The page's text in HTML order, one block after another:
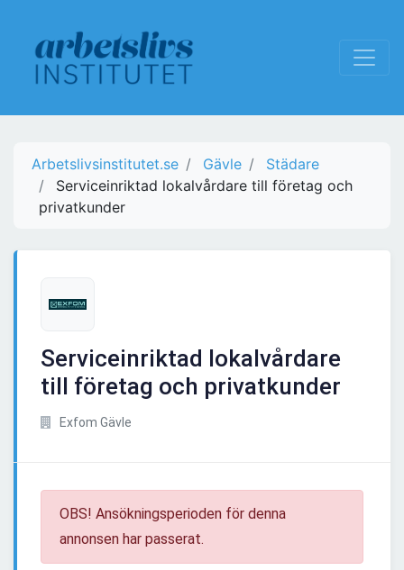
Arbetslivsinstitutet.se Gävle
Städare
Serviceinriktad lokalvårdare till företag och
privatkunder
Serviceinriktad lokalvårdare
till företag och privatkunder
Exfom Gävle
OBS! Ansökningsperioden för denna
annonsen har passerat.